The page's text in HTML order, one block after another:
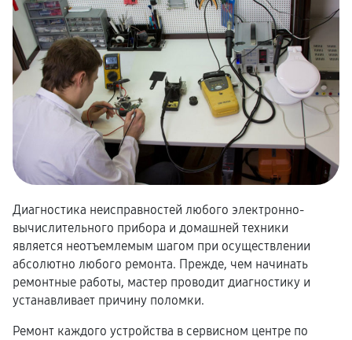
Диагностика неисправностей любого электронно-
вычислительного прибора и домашней техники
является неотъемлемым шагом при осуществлении
абсолютно любого ремонта. Прежде, чем начинать
ремонтные работы, мастер проводит диагностику и
устанавливает причину поломки.
Ремонт каждого устройства в сервисном центре по